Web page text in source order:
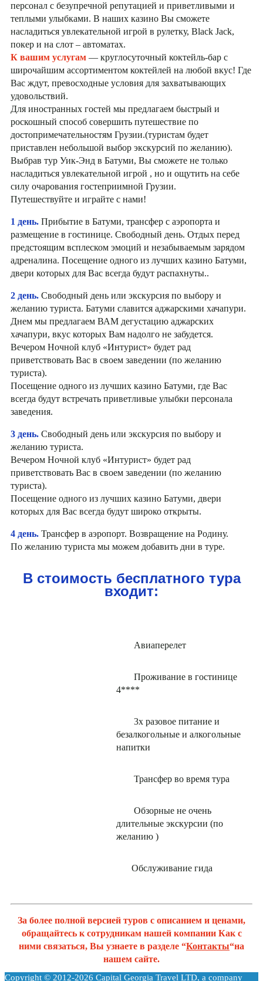
персонал с безупречной репутацией и приветливыми и
теплыми улыбками. В наших казино Вы сможете
насладиться увлекательной игрой в рулетку, Black Jack,
покер и на слот – автоматах.
К вашим услугам — круглосуточный коктейль-бар с
широчайшим ассортиментом коктейлей на любой вкус! Где
Вас ждут, превосходные условия для захватывающих
удовольствий.
Для иностранных гостей мы предлагаем быстрый и
роскошный способ совершить путешествие по
достопримечательностям Грузии.(туристам будет
приставлен небольшой выбор экскурсий по желанию).
Выбрав тур Уик-Энд в Батуми, Вы сможете не только
насладиться увлекательной игрой , но и ощутить на себе
силу очарования гостеприимной Грузии.
Путешествуйте и играйте с нами!
1 день. Прибытие в Батуми, трансфер с аэропорта и
размещение в гостинице. Свободный день. Отдых перед
предстоящим всплеском эмоций и незабываемым зарядом
адреналина. Посещение одного из лучших казино Батуми,
двери которых для Вас всегда будут распахнуты..
2 день. Свободный день или экскурсия по выбору и
желанию туриста. Батуми славится аджарскими хачапури.
Днем мы предлагаем ВАМ дегустацию аджарских
хачапури, вкус которых Вам надолго не забудется.
Вечером Ночной клуб «Интурист» будет рад
приветствовать Вас в своем заведении (по желанию
туриста).
Посещение одного из лучших казино Батуми, где Вас
всегда будут встречать приветливые улыбки персонала
заведения.
3 день. Свободный день или экскурсия по выбору и
желанию туриста.
Вечером Ночной клуб «Интурист» будет рад
приветствовать Вас в своем заведении (по желанию
туриста).
Посещение одного из лучших казино Батуми, двери
которых для Вас всегда будут широко открыты.
4 день. Трансфер в аэропорт. Возвращение на Родину.
По желанию туриста мы можем добавить дни в туре.
В стоимость бесплатного тура
входит:
Авиаперелет
Проживание в гостинице
4****
3х разовое питание и
безалкогольные и алкогольные
напитки
Трансфер во время тура
Обзорные не очень
длительные экскурсии (по
желанию )
Обслуживание гида
За более полной версией туров с описанием и ценами,
обращайтесь к сотрудникам нашей компании Как с
ними связаться, Вы узнаете в разделе “Контакты“на
нашем сайте.
Copyright © 2012-2026 Capital Georgia Travel LTD, a company